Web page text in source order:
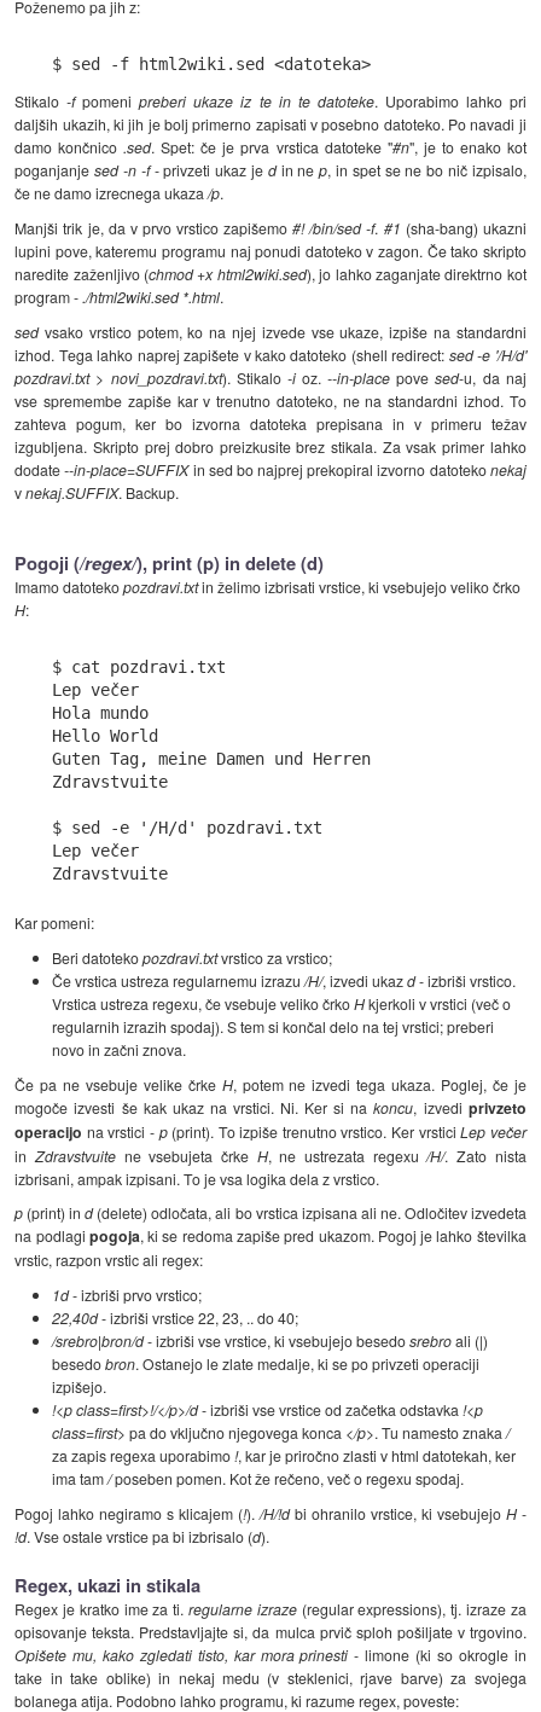
Poženemo pa jih z:
Stikalo-fpomenipreberi ukaze iz te in te datoteke. Uporabimo lahko pri
daljših ukazih, ki jih je bolj primerno zapisati v posebno datoteko. Po navadi ji
damo končnico .sed. Spet: če je prva vrstica datoteke "#n", je to enako kot
poganjanjesed -n -f- privzeti ukaz je din nep, in spet se ne bo nič izpisalo,
če ne damo izrecnega ukaza/p.
Manjši trik je, da v prvo vrstico zapišemo#! /bin/sed -f. #1 (sha-bang) ukazni
lupini pove, kateremu programu naj ponudi datoteko v zagon. Če tako skripto
naredite zaženljivo (chmod +x html2wiki.sed), jo lahko zaganjate direktrno kot
program - ./html2wiki.sed *.html.
sedvsako vrstico potem, ko na njej izvede vse ukaze, izpiše na standardni
izhod. Tega lahko naprej zapišete v kako datoteko (shell redirect: sed -e '/H/d'
pozdravi.txt > novi_pozdravi.txt). Stikalo -ioz.--in-place povesed-u, da naj
vse spremembe zapiše kar v trenutno datoteko, ne na standardni izhod. To
zahteva pogum, ker bo izvorna datoteka prepisana in v primeru težav
izgubljena. Skripto prej dobro preizkusite brez stikala. Za vsak primer lahko
dodate--in-place=SUFFIXin sed bo najprej prekopiral izvorno datotekonekaj
vnekaj.SUFFIX. Backup.
Pogoji (/regex/), print (p) in delete (d)
Imamo datotekopozdravi.txtin želimo izbrisati vrstice, ki vsebujejo veliko črko
H:
$ cat pozdravi.txt
Lep večer
Hola mundo
Hello World
Guten Tag, meine Damen und Herren
Zdravstvuite
$ sed -e '/H/d' pozdravi.txt
Lep večer
Kar pomeni:
Beri datotekopozdravi.txtvrstico za vrstico;
Če vrstica ustreza regularnemu izrazu/H/, izvedi ukazd- izbriši vrstico.
Vrstica ustreza regexu, če vsebuje veliko črkoHkjerkoli v vrstici (več o
regularnih izrazih spodaj). S tem si končal delo na tej vrstici; preberi
novo in začni znova.
Če pa ne vsebuje velike črke H, potem ne izvedi tega ukaza. Poglej, če je
mogoče izvesti še kak ukaz na vrstici. Ni. Ker si nakoncu, izvedi privzeto
operacijo na vrstici - p(print). To izpiše trenutno vrstico. Ker vrsticiLep večer
in Zdravstvuitene vsebujeta črke H, ne ustrezata regexu/H/. Zato nista
izbrisani, ampak izpisani. To je vsa logika dela z vrstico.
p (print) ind(delete) odločata, ali bo vrstica izpisana ali ne. Odločitev izvedeta
na podlagi pogoja, ki se redoma zapiše pred ukazom. Pogoj je lahko številka
vrstic, razpon vrstic ali regex:
1d- izbriši prvo vrstico;
22,40d- izbriši vrstice 22, 23, .. do 40;
/srebro|bron/d- izbriši vse vrstice, ki vsebujejo besedosrebroali (|)
besedobron. Ostanejo le zlate medalje, ki se po privzeti operaciji
izpišejo.
!<p class=first>!/</p>/d- izbriši vse vrstice od začetka odstavka !<p
class=first> pa do vključno njegovega konca </p>. Tu namesto znaka/
za zapis regexa uporabimo !, kar je priročno zlasti v html datotekah, ker
ima tam/poseben pomen. Kot že rečeno, več o regexu spodaj.
Pogoj lahko negiramo s klicajem (!)./H/!dbi ohranilo vrstice, ki vsebujejo H-
!d. Vse ostale vrstice pa bi izbrisalo (d).
Regex, ukazi in stikala
Regex je kratko ime za ti. regularne izraze(regular expressions), tj. izraze za
opisovanje teksta. Predstavljajte si, da mulca prvič sploh pošiljate v trgovino.
Opišete mu, kako zgledati tisto, kar mora prinesti - limone (ki so okrogle in
take in take oblike) in nekaj medu (v steklenici, rjave barve) za svojega
bolanega atija. Podobno lahko programu, ki razume regex, poveste: